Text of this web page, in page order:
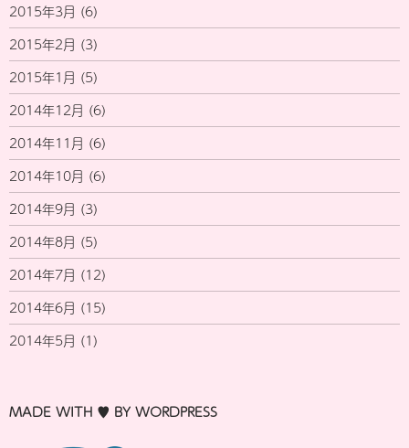
2015年3月 (6)
2015年2月 (3)
2015年1月 (5)
2014年12月 (6)
2014年11月 (6)
2014年10月 (6)
2014年9月 (3)
2014年8月 (5)
2014年7月 (12)
2014年6月 (15)
2014年5月 (1)
MADE WITH ♥ BY WORDPRESS